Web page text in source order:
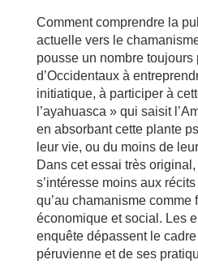
Comment comprendre la
actuelle vers le
pousse un nombre toujours
d’Occidentaux à
initiatique, à participer à
l’ayahuasca » qui saisit
en absorbant cette plante
leur vie, ou du moins de
Dans cet essai très
s’intéresse moins aux
qu’au chamanisme comme
économique et social. Les
enquête dépassent le
péruvienne et de ses